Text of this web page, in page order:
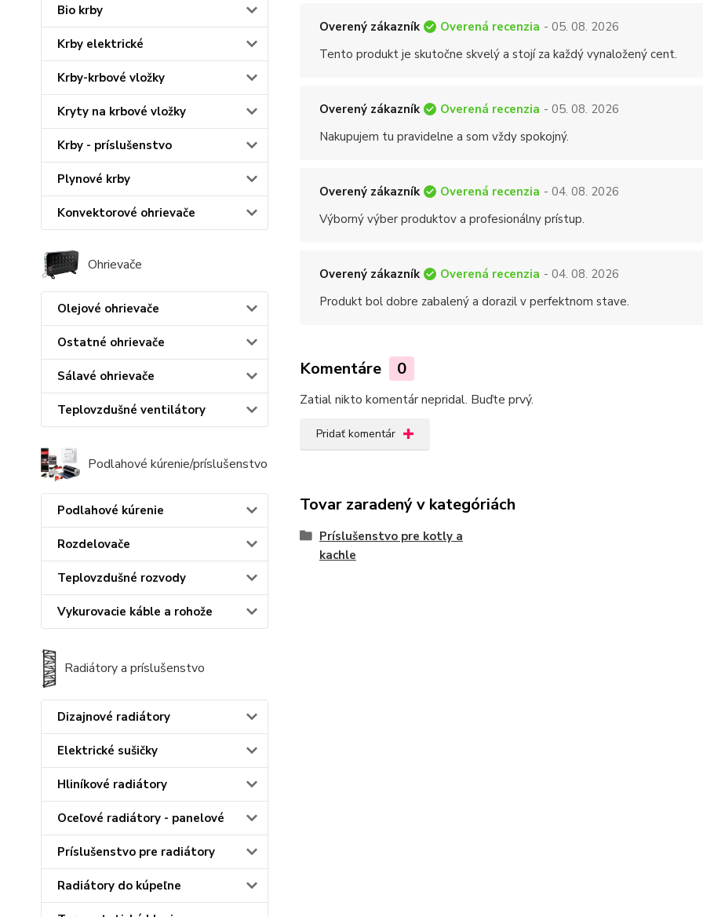
Bio krby
Krby elektrické
Krby-krbové vložky
Kryty na krbové vložky
Krby - príslušenstvo
Plynové krby
Konvektorové ohrievače
Ohrievače
Olejové ohrievače
Ostatné ohrievače
Sálavé ohrievače
Teplovzdušné ventilátory
Podlahové kúrenie/príslušenstvo
Podlahové kúrenie
Rozdelovače
Teplovzdušné rozvody
Vykurovacie káble a rohože
Radiátory a príslušenstvo
Dizajnové radiátory
Elektrické sušičky
Hliníkové radiátory
Oceľové radiátory - panelové
Príslušenstvo pre radiátory
Radiátory do kúpeľne
Overený zákazník Overená recenzia - 05. 08. 2026
Tento produkt je skutočne skvelý a stojí za každý vynaložený cent.
Overený zákazník Overená recenzia - 05. 08. 2026
Nakupujem tu pravidelne a som vždy spokojný.
Overený zákazník Overená recenzia - 04. 08. 2026
Výborný výber produktov a profesionálny prístup.
Overený zákazník Overená recenzia - 04. 08. 2026
Produkt bol dobre zabalený a dorazil v perfektnom stave.
Komentáre 0
Zatial nikto komentár nepridal. Buďte prvý.
Pridať komentár
Tovar zaradený v kategóriách
Príslušenstvo pre kotly a
kachle